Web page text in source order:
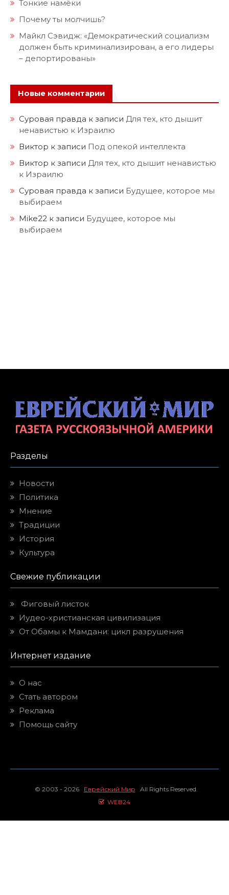
Тонкие намёки
Почему ты молчишь?
Майкл Сэвидж: «Демократический социализм
должен быть криминализирован, а его лидеры
– депортированы»
Новые комментарии
Суровая правда к записи Для тех, кто дышит
ненавистью к Израилю
Виктор к записи Под опекой интеллекта
Виктор к записи Для тех, кто дышит ненавистью
к Израилю
Суровая правда к записи Будущее, которое мы
выбираем
Mike22 к записи Будущее, которое мы
выбираем
Разделы
Новости
Политика
Мнение
Традиции
История
Культура
Свежие публикации
Фиговый листок
Иудео-христианская цивилизация
От Обамы к Мамдани: цикл разрушения
Интернет издание
О нас
Стать автором
Реклама
Помощь сайту
© 2003 - 2026 Еврейский Мир All Rights Reserved.
WEB24